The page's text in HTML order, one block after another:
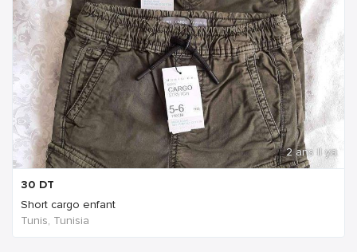
2 ans Il ya
30 DT
Short cargo enfant
Tunis, Tunisia